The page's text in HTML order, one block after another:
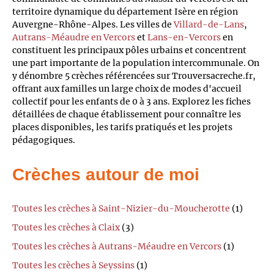
territoire dynamique du département Isère en région
Auvergne-Rhône-Alpes. Les villes deVillard-de-Lans,
Autrans-Méaudre en VercorsetLans-en-Vercorsen
constituent les principaux pôles urbains et concentrent
une part importante de la population intercommunale. On
y dénombre 5 crèches référencées sur Trouversacreche.fr,
offrant aux familles un large choix de modes d'accueil
collectif pour les enfants de 0 à 3 ans. Explorez les fiches
détaillées de chaque établissement pour connaître les
places disponibles, les tarifs pratiqués et les projets
pédagogiques.
Crèches autour de moi
Toutes les crèches à Saint-Nizier-du-Moucherotte (1)
Toutes les crèches à Claix(3)
Toutes les crèches à Autrans-Méaudre en Vercors (1)
Toutes les crèches à Seyssins (1)